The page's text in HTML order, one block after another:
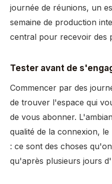
journée de réunions, un
semaine de production
central pour recevoir des
Tester avant de
Commencer par des
de trouver l'espace qui
de vous abonner.
qualité de la connexion,
: ce sont des choses
qu'après plusieurs jours